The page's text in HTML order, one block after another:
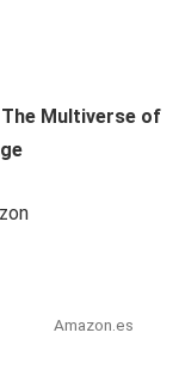
Multiverse of
Amazon.es